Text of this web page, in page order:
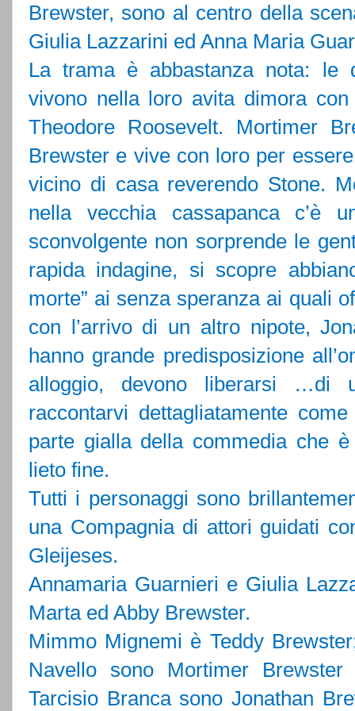
Brewster, sono al centro della
Giulia Lazzarini ed Anna Maria
La trama è abbastanza nota: le
vivono nella loro avita dimora
Theodore Roosevelt. Mortimer
Brewster e vive con loro per
vicino di casa reverendo Stone.
nella vecchia cassapanca c’è
sconvolgente non sorprende le
rapida indagine, si scopre
morte” ai senza speranza ai quali
con l’arrivo di un altro nipote,
hanno grande predisposizione
alloggio, devono liberarsi …di
raccontarvi dettagliatamente
parte gialla della commedia che
lieto fine.
Tutti i personaggi sono
una Compagnia di attori guidati
Gleijeses.
Annamaria Guarnieri e Giulia
Marta ed Abby Brewster.
Mimmo Mignemi è Teddy
Navello sono Mortimer
Tarcisio Branca sono Jonathan